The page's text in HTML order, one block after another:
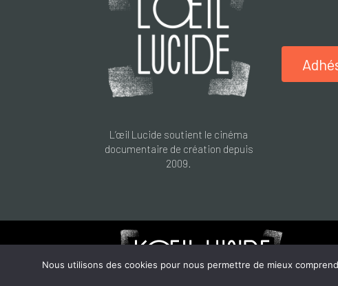
Nous utilisons des cookies pour nous permettre de mieux
L’œil Lucide soutient le cinéma
documentaire de création depuis
2009.